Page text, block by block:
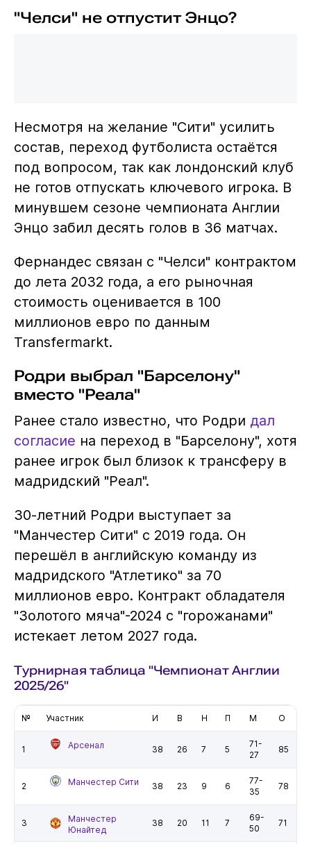
"Челси" не отпустит Энцо?
Несмотря на желание "Сити" усилить
состав, переход футболиста остаётся
под вопросом, так как лондонский клуб
не готов отпускать ключевого игрока. В
минувшем сезоне чемпионата Англии
Энцо забил десять голов в 36 матчах.
Фернандес связан с "Челси" контрактом
до лета 2032 года, а его рыночная
стоимость оценивается в 100
миллионов евро по данным
Transfermarkt.
Родри выбрал "Барселону"
вместо "Реала"
Ранее стало известно, что Родри дал
согласие на переход в "Барселону", хотя
ранее игрок был близок к трансферу в
мадридский "Реал".
30-летний Родри выступает за
"Манчестер Сити" с 2019 года. Он
перешёл в английскую команду из
мадридского "Атлетико" за 70
миллионов евро. Контракт обладателя
"Золотого мяча"-2024 с "горожанами"
истекает летом 2027 года.
Турнирная таблица "Чемпионат Англии
2025/26"
№ Участник И В Н П М О
1 Арсенал 38 26 7 5
71-
27
85
2 Манчестер Сити 38 23 9 6
77-
35
78
3
Манчестер
Юнайтед
38 20 11 7
69-
50
71